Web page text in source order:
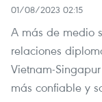
01/08/2023 02:15
A más de medio
relaciones
Vietnam-
más confiable y